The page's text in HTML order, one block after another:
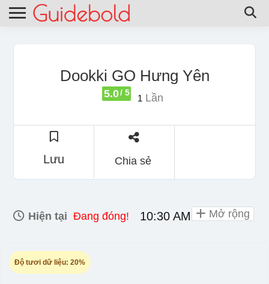
Dookki GO Hưng Yên
5.0/ 5
1 Lần
Lưu Chia sẻ
Hiện tại Đang đóng! 10:30 AM - 10:00 PM
Độ tươi dữ liệu: 20%
Mở rộng